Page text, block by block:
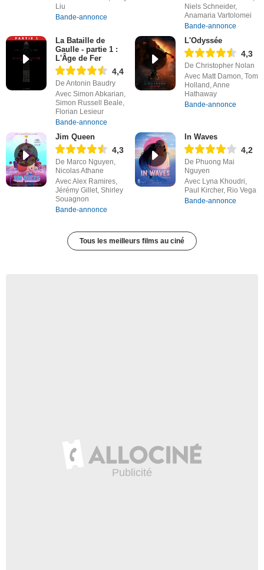
Liu
Bande-annonce
Niels Schneider,
Anamaria Vartolomei
Bande-annonce
La Bataille de
Gaulle - partie 1 :
L'Âge de Fer
4,4
De Antonin Baudry
Avec Simon Abkarian,
Simon Russell Beale,
Florian Lesieur
Bande-annonce
L'Odyssée
4,3
De Christopher Nolan
Avec Matt Damon, Tom
Holland, Anne
Hathaway
Bande-annonce
Jim Queen
4,3
De Marco Nguyen,
Nicolas Athane
Avec Alex Ramires,
Jérémy Gillet, Shirley
Souagnon
Bande-annonce
In Waves
4,2
De Phuong Mai
Nguyen
Avec Lyna Khoudri,
Paul Kircher, Rio Vega
Bande-annonce
Tous les meilleurs films au ciné